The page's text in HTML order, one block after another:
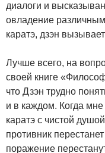
диалоги и
овладение
каратэ, дзэн
Лучше всего, на
своей книге
что Дзэн трудно
и в каждом. Когда
каратэ с чистой
противник
поражение